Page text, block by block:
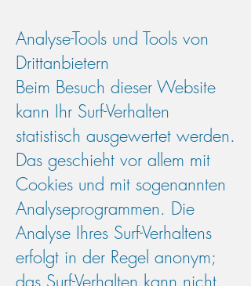
Analyse-Tools und Tools von
Drittanbietern
Beim Besuch dieser Website
kann Ihr Surf-Verhalten
statistisch ausgewertet werden.
Das geschieht vor allem mit
Cookies und mit sogenannten
Analyseprogrammen. Die
Analyse Ihres Surf-Verhaltens
erfolgt in der Regel anonym;
das Surf-Verhalten kann nicht